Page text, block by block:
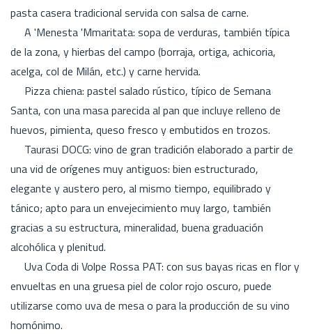
pasta casera tradicional servida con salsa de carne.
A 'Menesta 'Mmaritata: sopa de verduras, también típica
de la zona, y hierbas del campo (borraja, ortiga, achicoria,
acelga, col de Milán, etc.) y carne hervida.
Pizza chiena: pastel salado rústico, típico de Semana
Santa, con una masa parecida al pan que incluye relleno de
huevos, pimienta, queso fresco y embutidos en trozos.
Taurasi DOCG: vino de gran tradición elaborado a partir de
una vid de orígenes muy antiguos: bien estructurado,
elegante y austero pero, al mismo tiempo, equilibrado y
tánico; apto para un envejecimiento muy largo, también
gracias a su estructura, mineralidad, buena graduación
alcohólica y plenitud.
Uva Coda di Volpe Rossa PAT: con sus bayas ricas en flor y
envueltas en una gruesa piel de color rojo oscuro, puede
utilizarse como uva de mesa o para la producción de su vino
homónimo.